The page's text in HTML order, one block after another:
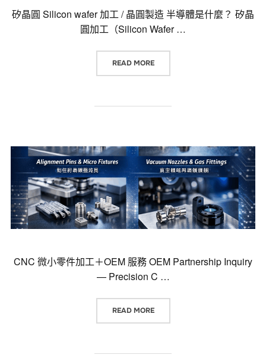
矽晶圓 Silicon wafer 加工 / 晶圓製造 半導體是什麼？ 矽晶
圓加工（Silicon Wafer …
READ MORE“矽晶圓 SILICON WAFER 加工 /
CNC 微小零件加工＋OEM 服務 OEM Partnership Inquiry
— Precision C …
READ MORE“CNC 微小零件加工＋OEM 服務